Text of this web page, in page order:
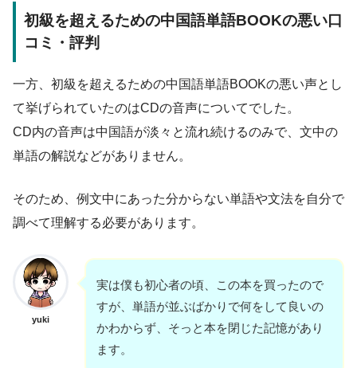
初級を超えるための中国語単語BOOKの悪い口
コミ・評判
一方、初級を超えるための中国語単語BOOKの悪い声とし
て挙げられていたのはCDの音声についてでした。
CD内の音声は中国語が淡々と流れ続けるのみで、文中の
単語の解説などがありません。
そのため、例文中にあった分からない単語や文法を自分で
調べて理解する必要があります。
yuki
実は僕も初心者の頃、この本を買ったので
すが、単語が並ぶばかりで何をして良いの
かわからず、そっと本を閉じた記憶があり
ます。